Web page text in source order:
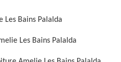
Les Bains Palalda
Les Bains Palalda